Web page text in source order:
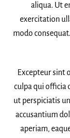
aliqua. Ut
exercitation
modo
Excepteur sint
culpa qui officia
ut perspiciatis
accusantium
aperiam,